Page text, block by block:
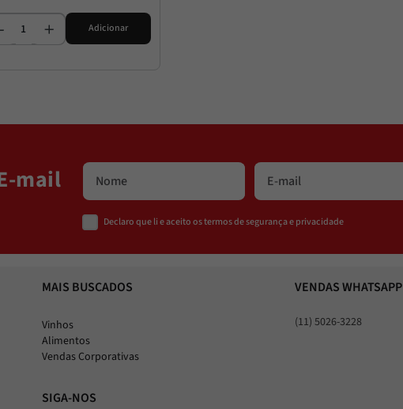
Adicionar
mail
Declaro que li e aceito os termos de segurança e privacidade
MAIS BUSCADOS
Vinhos
Alimentos
Vendas Corporativas
SIGA-NOS
VENDAS WHATSAPP
(11) 5026-3228